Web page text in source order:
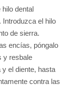
dental
Introduzca el hilo
de sierra.
encías, póngalo
y resbale
el diente, hasta
contra las